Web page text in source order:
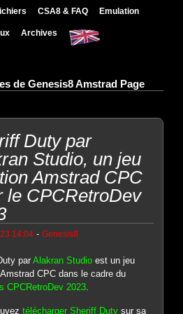
CSA8 & FAQ Emulation
Archives
de Genesis8 Amstrad Page
Duty par
Studio, un jeu
Amstrad CPC
le CPCRetroDev
14:04- Genesis8
par Alakran Studioest un jeu
CPC dans le cadre du
CPCRetroDev 2023.
télécharger Sheriff Dutysur sa